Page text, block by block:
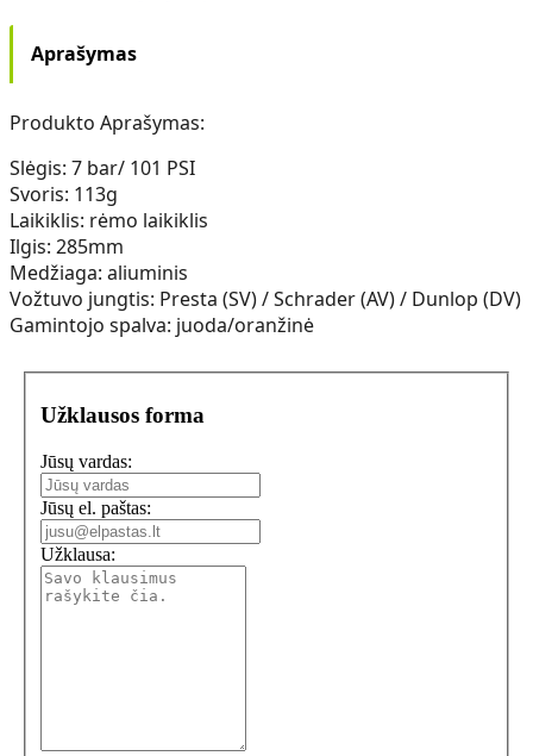
Aprašymas
Produkto Aprašymas:
Slėgis: 7 bar/ 101 PSI
Svoris: 113g
Laikiklis: rėmo laikiklis
Ilgis: 285mm
Medžiaga: aliuminis
Vožtuvo jungtis: Presta (SV) / ​​​​Schrader (AV) / Dunlop (DV)
Gamintojo spalva: juoda/oranžinė
Užklausos forma
Jūsų vardas:
Jūsų el. paštas:
Užklausa: